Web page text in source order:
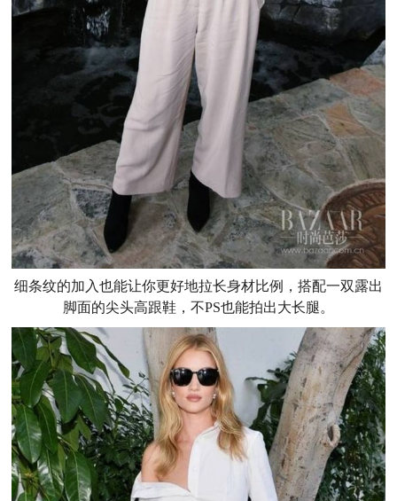
细条纹的加入也能让你更好地拉长身材比例，搭配一双露出
脚面的尖头高跟鞋，不PS也能拍出大长腿。